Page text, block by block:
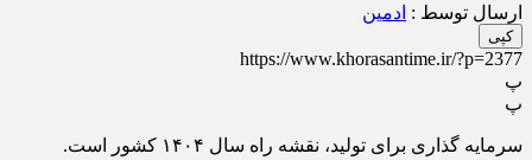
ارسال توسط : ادمین
کپی
https://www.khorasantime.ir/?p=2377
پ
پ
سرمایه گذاری برای تولید، نقشه راه سال ۱۴۰۴ کشور است.